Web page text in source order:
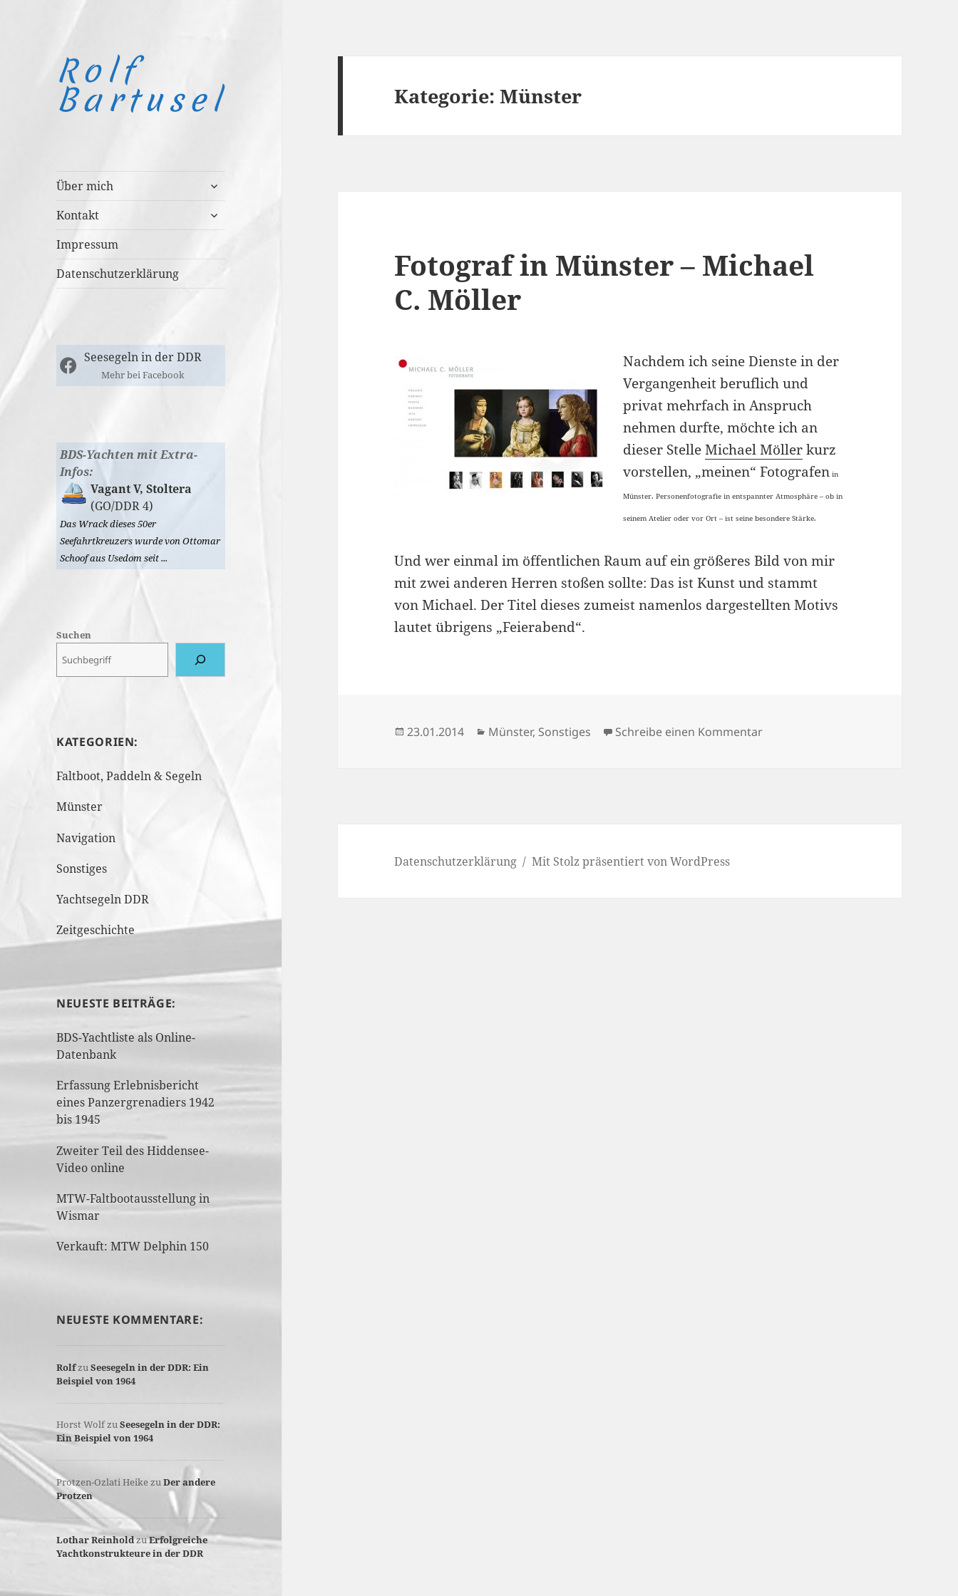
Rolf
Bartusel
Über mich
untermenü
Kontakt
untermenü
anzeigen
Impressum
Datenschutzerklärung
Seesegeln in der DDR
Mehr bei Facebook
BDS-Yachten mit Extra-
Infos:
Vagant V, Stoltera
(GO/DDR 4)
Das Wrack dieses 50er
Seefahrtkreuzers wurde von Ottomar
Schoof aus Usedom seit ...
Suchen
KATEGORIEN:
Faltboot, Paddeln & Segeln
Münster
Navigation
Sonstiges
Yachtsegeln DDR
Zeitgeschichte
NEUESTE BEITRÄGE:
BDS-Yachtliste als Online-
Datenbank
Erfassung Erlebnisbericht
eines Panzergrenadiers 1942
bis 1945
Zweiter Teil des Hiddensee-
Video online
MTW-Faltbootausstellung in
Wismar
Verkauft: MTW Delphin 150
NEUESTE KOMMENTARE:
RolfzuSeesegeln in der DDR: Ein
Beispiel von 1964
Horst WolfzuSeesegeln in der DDR:
Ein Beispiel von 1964
Protzen-Ozlati HeikezuDer andere
Protzen
Lothar ReinholdzuErfolgreiche
Yachtkonstrukteure in der DDR
Kategorie:Münster
Fotograf in Münster – Michael
C. Möller
Nachdem ich seine Dienste in der
Vergangenheit beruflich und
privat mehrfach in Anspruch
nehmen durfte, möchte ich an
dieser StelleMichael Möllerkurz
vorstellen, „meinen“ Fotografen in
Münster. Personenfotografie in entspannter Atmosphäre – ob in
seinem Atelier oder vor Ort – ist seine besondere Stärke.
Und wer einmal im öffentlichen Raum auf ein größeres Bild von mir
mit zwei anderen Herren stoßen sollte: Das ist Kunst und stammt
von Michael. Der Titel dieses zumeist namenlos dargestellten Motivs
lautet übrigens „Feierabend“.
Veröffentlicht
23.01.2014 Kategorien
Münster, Sonstiges Schreibe einen Kommentarzu Fotograf in Münster – Michael C.
Datenschutzerklärung Mit Stolz präsentiert von WordPress